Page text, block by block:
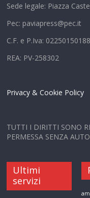
Sede legale: Piazza
Pec: paviapress@pec.it
C.F. e P.Iva: 02250150188
REA: PV-258302
Privacy & Cookie Policy
TUTTI I DIRITTI SONO
PERMESSA SENZA
Ultimi
servizi